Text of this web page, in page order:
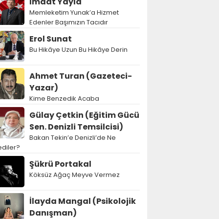
Memleketim Yunak’a Hizmet
Edenler Başımızın Tacıdır
Erol Sunat
Bu Hikâye Uzun Bu Hikâye Derin
Ahmet Turan (Gazeteci-
Yazar)
Kime Benzedik Acaba
Gülay Çetkin (Eğitim Gücü
Sen. Denizli Temsilcisi)
Bakan Tekin’e Denizli’de Ne
Şükrü Portakal
Köksüz Ağaç Meyve Vermez
İlayda Mangal (Psikolojik
Danışman)